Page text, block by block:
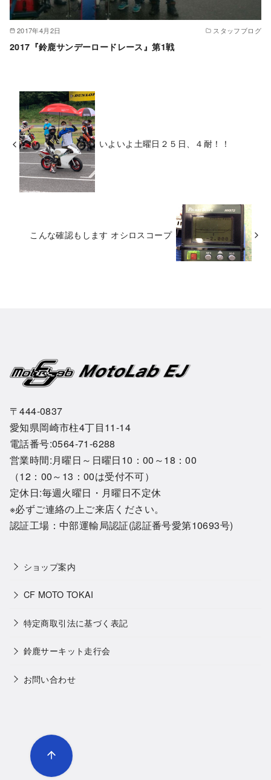
2017年4月2日 スタッフブログ
2017『鈴鹿サンデーロードレース』第1戦
いよいよ土曜日２５日、４耐！！
こんな確認もします オシロスコープ
〒444-0837
愛知県岡崎市柱4丁目11-14
電話番号:0564-71-6288
営業時間:月曜日～日曜日10：00～18：00
（12：00～13：00は受付不可）
定休日:毎週火曜日・月曜日不定休
※必ずご連絡の上ご来店ください。
認証工場：中部運輸局認証(認証番号愛第10693号)
ショップ案内
CF MOTO TOKAI
特定商取引法に基づく表記
鈴鹿サーキット走行会
お問い合わせ